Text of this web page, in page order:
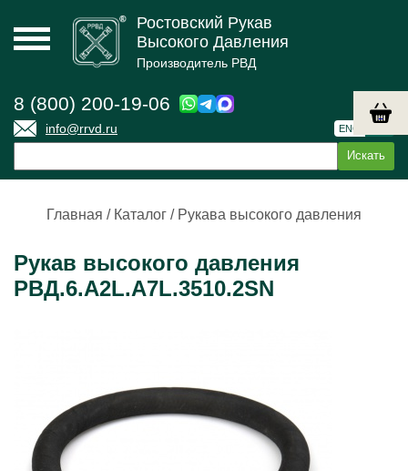
Ростовский Рукав
Высокого Давления
Производитель РВД
8 (800) 200-19-06
info@rrvd.ru ENG
Главная / Каталог / Рукава высокого давления
Рукав высокого давления
РВД.6.А2L.А7L.3510.2SN